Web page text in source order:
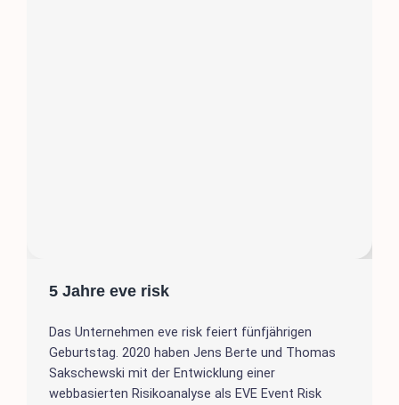
5 Jahre eve risk
Das Unternehmen eve risk feiert fünfjährigen
Geburtstag. 2020 haben Jens Berte und Thomas
Sakschewski mit der Entwicklung einer
webbasierten Risikoanalyse als EVE Event Risk